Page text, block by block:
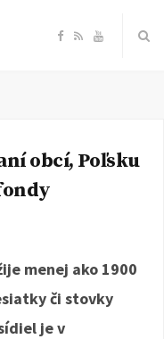
F
e
o
R Y
T
e
obcí, Poľsku
menej ako 1900
či stovky
je v